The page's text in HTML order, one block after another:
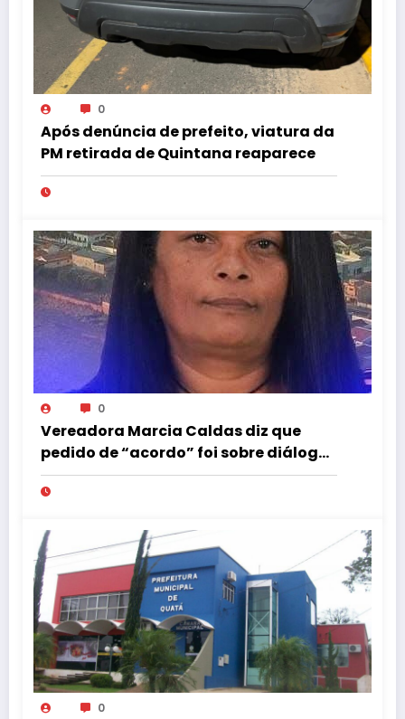
0
Após denúncia de prefeito, viatura da
PM retirada de Quintana reaparece
0
Vereadora Marcia Caldas diz que
pedido de “acordo” foi sobre diálogo
institucional
0